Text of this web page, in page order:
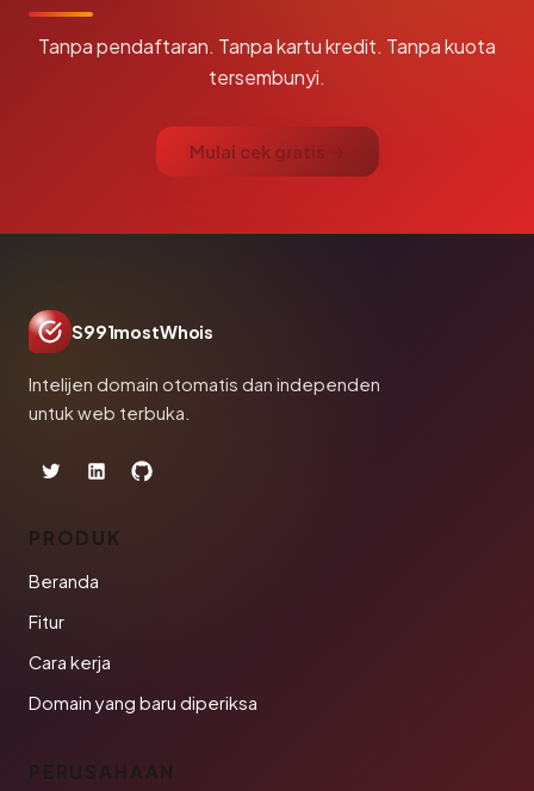
Tanpa pendaftaran. Tanpa kartu kredit. Tanpa kuota
tersembunyi.
Mulai cek gratis →
S991mostWhois
Intelijen domain otomatis dan independen
untuk web terbuka.
PRODUK
Beranda
Fitur
Cara kerja
Domain yang baru diperiksa
PERUSAHAAN